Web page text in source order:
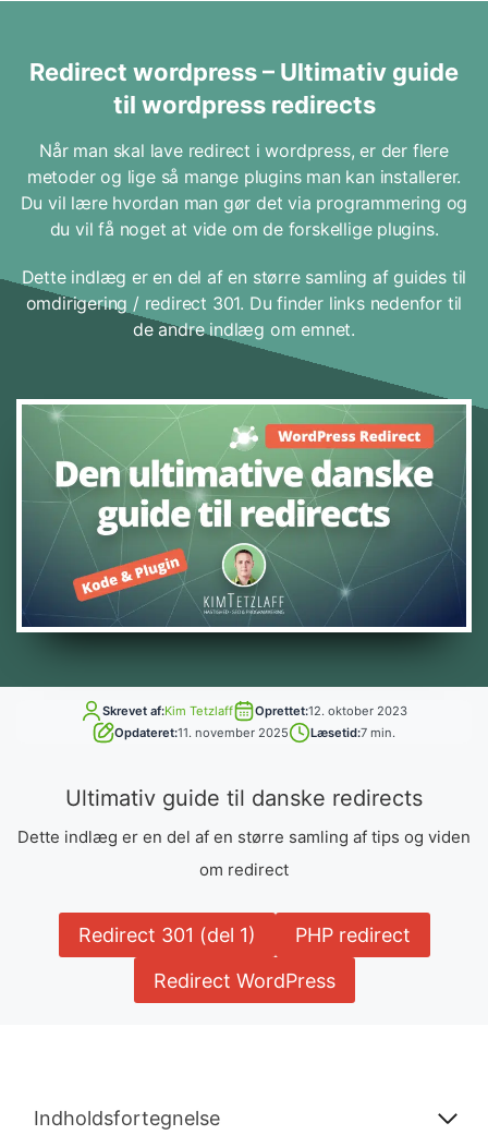
indholdRedirect wordpress – Ultimativ guide
til wordpress redirects
Når man skal lave redirect i wordpress, er der flere
metoder og lige så mange plugins man kan installerer.
Du vil lære hvordan man gør det via programmering og
du vil få noget at vide om de forskellige plugins.
Dette indlæg er en del af en større samling af guides til
omdirigering / redirect 301. Du finder links nedenfor til
de andre indlæg om emnet.
Skrevet af:Kim Tetzlaff Oprettet:12. oktober 2023
Opdateret:11. november 2025 Læsetid:7 min.
Ultimativ guide til danske redirects
Dette indlæg er en del af en større samling af tips og viden
om redirect
Redirect 301 (del 1)
PHP redirect
Redirect WordPress
Indholdsfortegnelse